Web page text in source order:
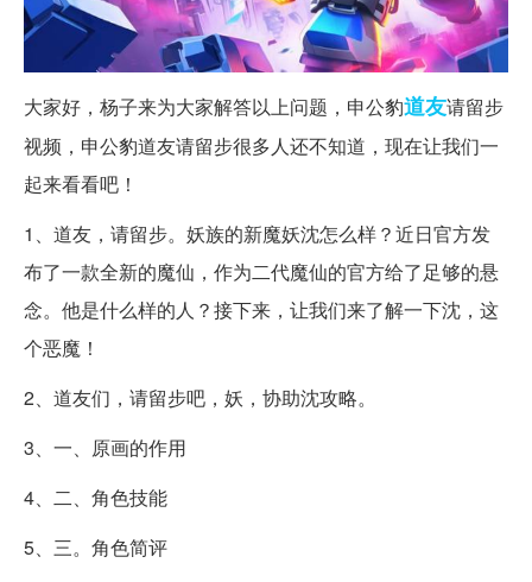
大家好，杨子来为大家解答以上问题，申公豹道友请留步
视频，申公豹道友请留步很多人还不知道，现在让我们一
起来看看吧！
1、道友，请留步。妖族的新魔妖沈怎么样？近日官方发
布了一款全新的魔仙，作为二代魔仙的官方给了足够的悬
念。他是什么样的人？接下来，让我们来了解一下沈，这
个恶魔！
2、道友们，请留步吧，妖，协助沈攻略。
3、一、原画的作用
4、二、角色技能
5、三。角色简评